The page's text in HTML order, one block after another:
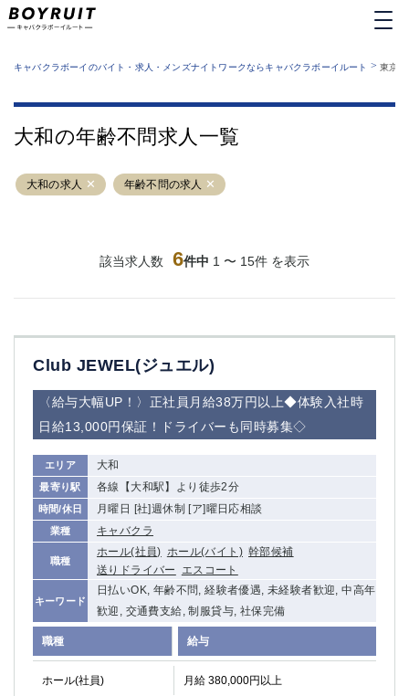
業種から探す
運営者情報
サイトマップ
キャバクラボーイのバイト・求人・メンズナイトワークならキャバクラボーイルート > 東京
大和の年齢不問求人一覧
大和の求人 年齢不問の求人
該当求人数 6件中 1 〜 15件 を表示
Club JEWEL(ジュエル)
〈給与大幅UP！〉正社員月給38万円以上◆体験入社時
日給13,000円保証！ドライバーも同時募集◇
エリア 大和
最寄り駅 各線【大和駅】より徒歩2分
時間/休日 月曜日 [社]週休制 [ア]曜日応相談
業種 キャバクラ
職種
ホール(社員) ホール(バイト) 幹部候補
送りドライバー
エスコート
キーワード
日払いOK, 年齢不問, 経験者優遇, 未経験者歓迎, 中高年
歓迎, 交通費支給, 制服貸与, 社保完備
職種 給与
ホール(社員) 月給 380,000円以上
六本木
池袋
吉祥寺
練馬
恵比寿
蒲田
北千住
①六本木 ②西麻布
大山
赤羽
品川
蒲田東口
立川（南口）
新宿
浜松町
西葛西
中野
中目黒
ひばりヶ丘（北口）
学芸大学
吉祥寺（南口／公園口） 小作・羽村・福生エリア
自由が丘
吉祥寺（北口／東口）
四谷
錦糸町南口
下北沢・経堂
金町（北口）
成増駅徒歩3分の好立地！①JR埼京線「赤羽駅」から徒歩2分 ②東